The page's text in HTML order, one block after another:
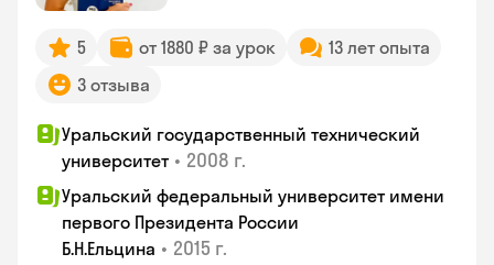
5 от 1880 ₽ за урок
13 лет опыта
3 отзыва
Уральский государственный технический
университет • 2008 г.
Уральский федеральный университет имени
первого Президента России
Б.Н.Ельцина • 2015 г.